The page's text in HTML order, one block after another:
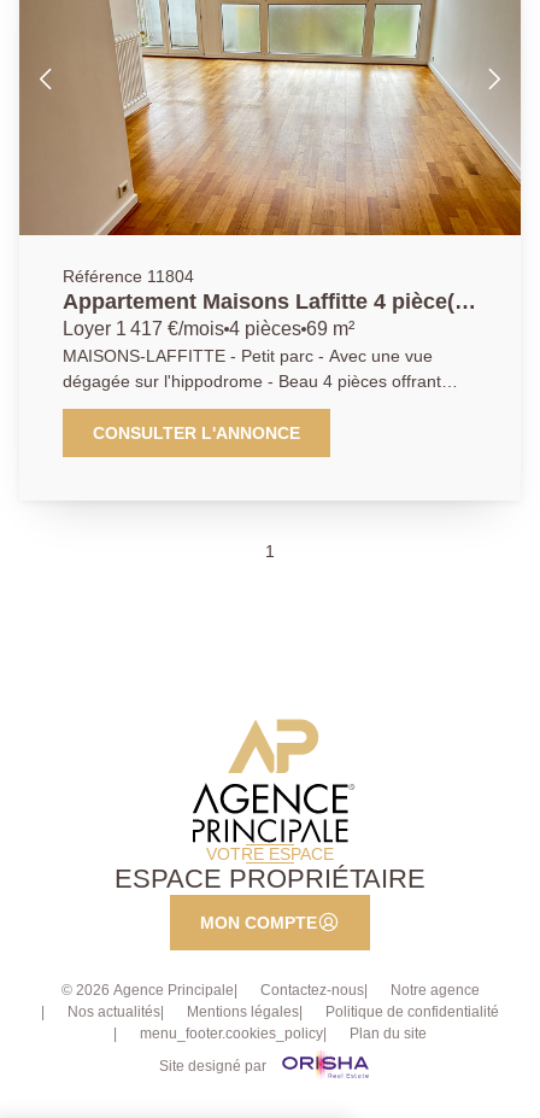
Référence 11804
Appartement Maisons Laffitte 4 pièce(s)
69.43 m2
Loyer 1 417 €/mois 4 pièces 69 m²
MAISONS-LAFFITTE - Petit parc - Avec une vue
dégagée sur l'hippodrome - Beau 4 pièces offrant
séjour - salle à manger (ou chambre) - Cuisine
équipée (four plaques hotte) - 2 chambres avec
placard - Salle de douche - En très bon état - AP
CONSULTER L'ANNONCE
1
VOTRE ESPACE
ESPACE PROPRIÉTAIRE
MON COMPTE
© 2026 Agence Principale Contactez-nous
Notre agence
Nos actualités
Mentions légales
Politique de confidentialité
menu_footer.cookies_policy
Plan du site
Site designé par